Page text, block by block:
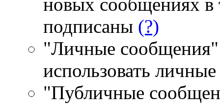
подписаны (?)
"Личные сообщения"
использовать
"Публичные